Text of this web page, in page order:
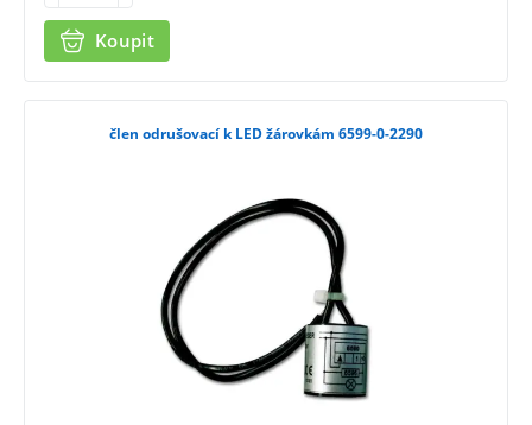
Koupit
člen odrušovací k LED žárovkám 6599-0-2290